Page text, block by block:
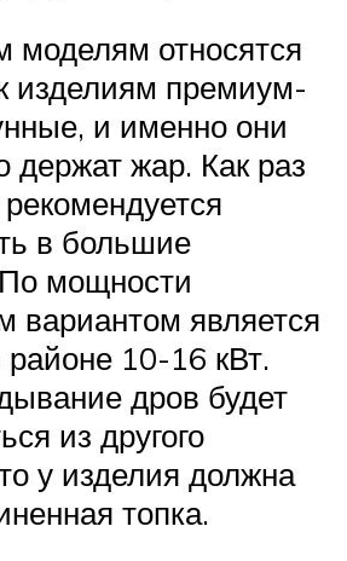
относятся
изделиям премиум-
и именно они
держат жар. Как раз
в большие
мощности
вариантом является
районе 10-16 кВт.
дров будет
из другого
у изделия должна
топка.